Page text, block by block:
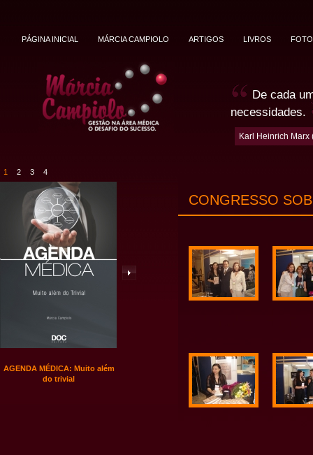
PÁGINA INICIAL MÁRCIA CAMPIOLO ARTIGOS LIVROS
De cada
necessidades.
Karl Heinrich
1 2 3 4
AGENDA MÉDICA: Muito além
do trivial
CONGRESSO